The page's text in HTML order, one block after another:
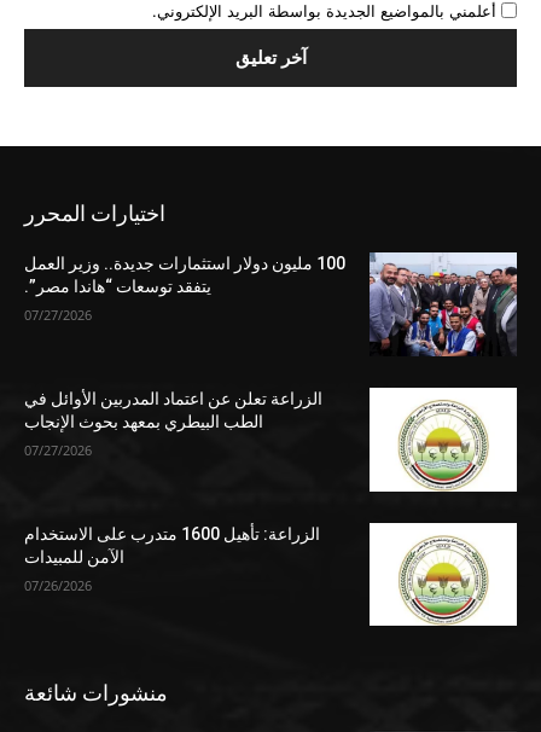
أعلمني بالمواضيع الجديدة بواسطة البريد الإلكتروني.
اختيارات المحرر
100 مليون دولار استثمارات جديدة.. وزير العمل
يتفقد توسعات “هاندا مصر”.
07/27/2026
الزراعة تعلن عن اعتماد المدربين الأوائل في
الطب البيطري بمعهد بحوث الإنجاب
07/27/2026
الزراعة: تأهيل 1600 متدرب على الاستخدام
الآمن للمبيدات
07/26/2026
منشورات شائعة